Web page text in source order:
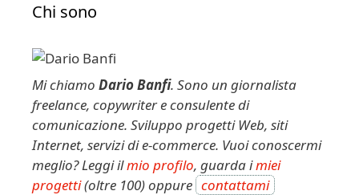
Chi sono
Mi chiamo Dario Banfi. Sono un giornalista
freelance, copywriter e consulente di
comunicazione. Sviluppo progetti Web, siti
Internet, servizi di e-commerce. Vuoi conoscermi
meglio? Leggi ilmio profilo, guarda imiei
progetti(oltre 100) oppure contattami